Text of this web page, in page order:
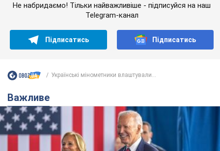
Не набридаємо! Тільки найважливіше - підписуйся на наш
Telegram-канал
Підписатись Підписатись
Українські мінометники влаштували...
Важливе